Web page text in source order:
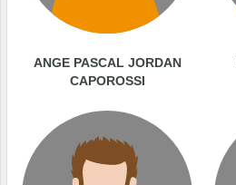
ANGE PASCAL JORDAN
CAPOROSSI